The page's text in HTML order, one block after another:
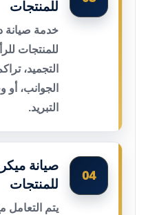
للمنتجات
خدمة صيانة
للمنتجات
التجميد،
الجوانب،
التبريد.
04
صيانة
للمنتجات
يتم